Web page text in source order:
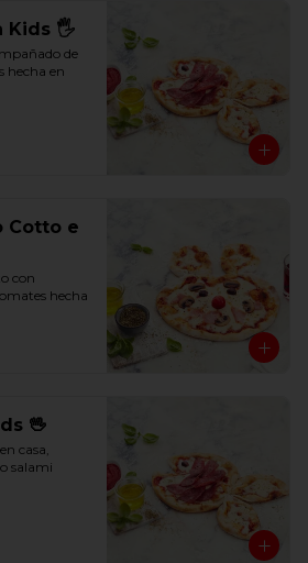
Kids 🖐
de
hecha en
Cotto e
con
hecha
🖖
casa,
salami